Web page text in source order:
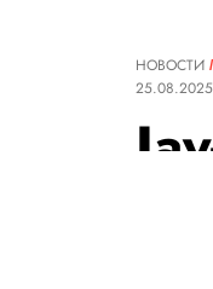
НОВОСТИ